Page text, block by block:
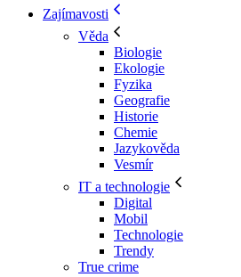
Zajímavosti
Věda
Biologie
Ekologie
Fyzika
Geografie
Historie
Chemie
Jazykověda
Vesmír
IT a technologie
Digital
Mobil
Technologie
Trendy
True crime